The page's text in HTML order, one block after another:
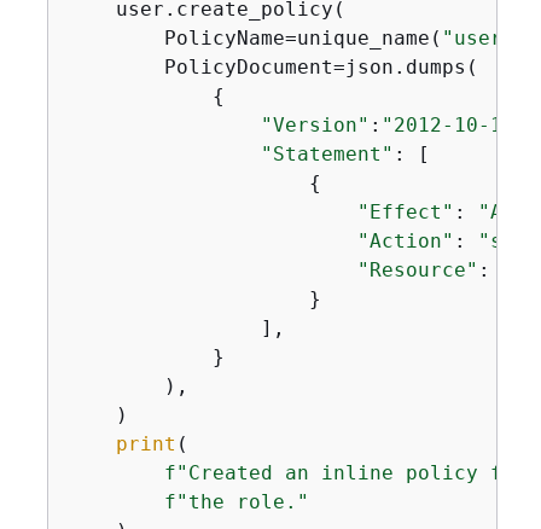
    user.create_policy(
        PolicyName=unique_name(
"user-
        PolicyDocument=json.dumps(
{
"Version" : "2012-10-17"
"Statement" : [
{
"Effect" :
"Action" :
"Resource" :
                    }
                ],
            }
        ),
    )
print (
f"Created an inline policy for
f"the role."